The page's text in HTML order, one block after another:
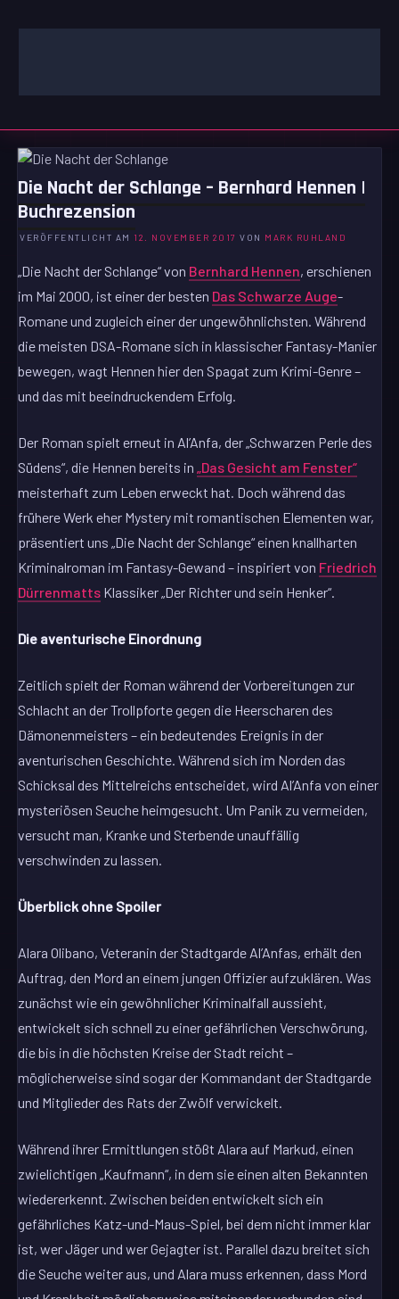
Inhalt
Die Nacht der Schlange – Bernhard Hennen |
Buchrezension
VERÖFFENTLICHT AM 12. NOVEMBER 2017 VON MARK RUHLAND
„Die Nacht der Schlange“ von Bernhard Hennen, erschienen
im Mai 2000, ist einer der besten Das Schwarze Auge-
Romane und zugleich einer der ungewöhnlichsten. Während
die meisten DSA-Romane sich in klassischer Fantasy-Manier
bewegen, wagt Hennen hier den Spagat zum Krimi-Genre –
und das mit beeindruckendem Erfolg.
Der Roman spielt erneut in Al’Anfa, der „Schwarzen Perle des
Südens“, die Hennen bereits in„Das Gesicht am Fenster“
meisterhaft zum Leben erweckt hat. Doch während das
frühere Werk eher Mystery mit romantischen Elementen war,
präsentiert uns „Die Nacht der Schlange“ einen knallharten
Kriminalroman im Fantasy-Gewand – inspiriert von Friedrich
Dürrenmatts Klassiker „Der Richter und sein Henker“.
Die aventurische Einordnung
Zeitlich spielt der Roman während der Vorbereitungen zur
Schlacht an der Trollpforte gegen die Heerscharen des
Dämonenmeisters – ein bedeutendes Ereignis in der
aventurischen Geschichte. Während sich im Norden das
Schicksal des Mittelreichs entscheidet, wird Al’Anfa von einer
mysteriösen Seuche heimgesucht. Um Panik zu vermeiden,
versucht man, Kranke und Sterbende unauffällig
verschwinden zu lassen.
Überblick ohne Spoiler
Alara Olibano, Veteranin der Stadtgarde Al’Anfas, erhält den
Auftrag, den Mord an einem jungen Offizier aufzuklären. Was
zunächst wie ein gewöhnlicher Kriminalfall aussieht,
entwickelt sich schnell zu einer gefährlichen Verschwörung,
die bis in die höchsten Kreise der Stadt reicht –
möglicherweise sind sogar der Kommandant der Stadtgarde
und Mitglieder des Rats der Zwölf verwickelt.
Während ihrer Ermittlungen stößt Alara auf Markud, einen
zwielichtigen „Kaufmann“, in dem sie einen alten Bekannten
wiedererkennt. Zwischen beiden entwickelt sich ein
gefährliches Katz-und-Maus-Spiel, bei dem nicht immer klar
ist, wer Jäger und wer Gejagter ist. Parallel dazu breitet sich
die Seuche weiter aus, und Alara muss erkennen, dass Mord